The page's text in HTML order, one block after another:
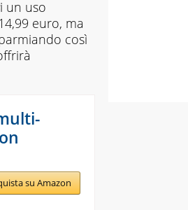
un uso
euro, ma
così
su Amazon